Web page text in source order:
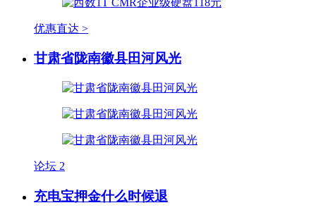
优惠直达 >
甘肃省陇南徽县田河风光
论坛 2
充电宝押金什么时候退